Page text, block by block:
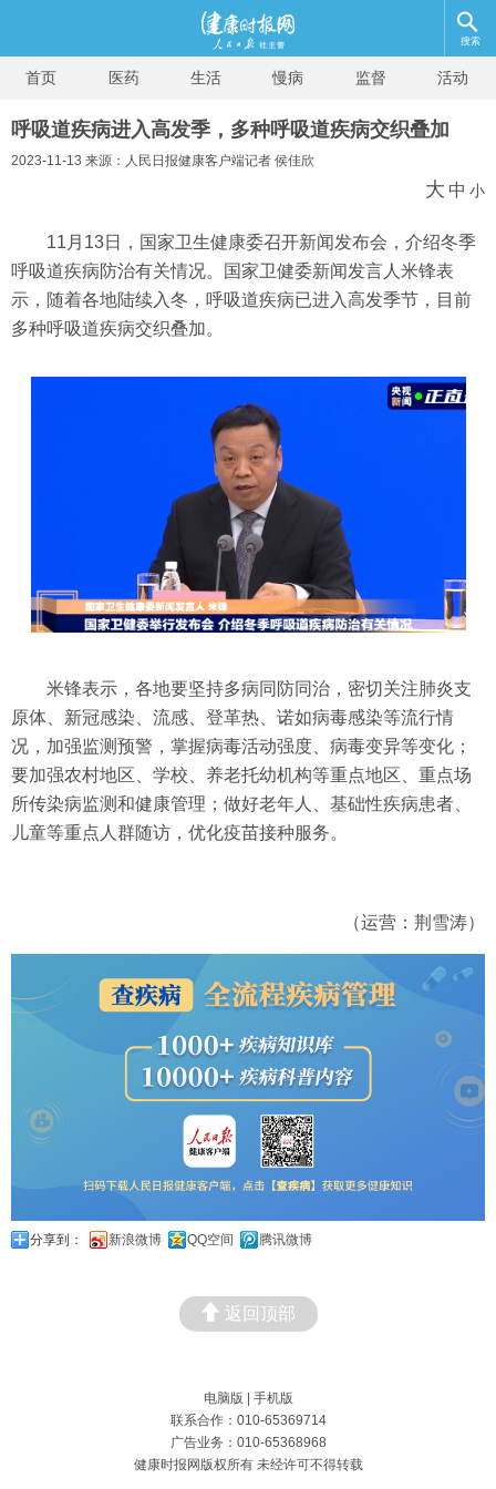
搜索
首页 医药 生活 慢病 监督 活动
呼吸道疾病进入高发季，多种呼吸道疾病交织叠加
2023-11-13 来源：人民日报健康客户端记者 侯佳欣
大 中 小
11月13日，国家卫生健康委召开新闻发布会，介绍冬季
呼吸道疾病防治有关情况。国家卫健委新闻发言人米锋表
示，随着各地陆续入冬，呼吸道疾病已进入高发季节，目前
多种呼吸道疾病交织叠加。
米锋表示，各地要坚持多病同防同治，密切关注肺炎支
原体、新冠感染、流感、登革热、诺如病毒感染等流行情
况，加强监测预警，掌握病毒活动强度、病毒变异等变化；
要加强农村地区、学校、养老托幼机构等重点地区、重点场
所传染病监测和健康管理；做好老年人、基础性疾病患者、
儿童等重点人群随访，优化疫苗接种服务。
（运营：荆雪涛）
分享到： 新浪微博 QQ空间 腾讯微博
返回顶部
电脑版 | 手机版
联系合作：010-65369714
广告业务：010-65368968
健康时报网版权所有 未经许可不得转载